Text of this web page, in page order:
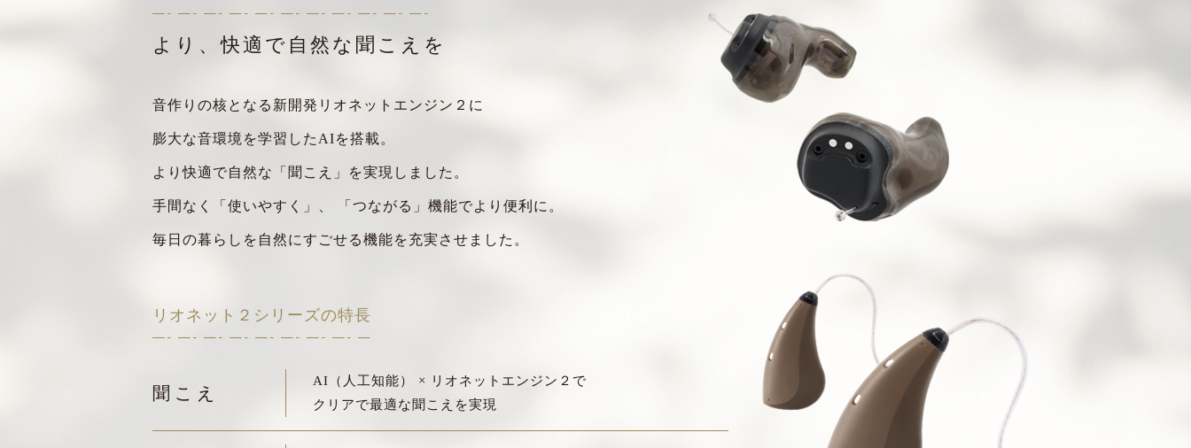
より、快適で自然な聞こえを
音作りの核となる新開発リオネットエンジン２に
膨大な音環境を学習したAIを搭載。
より快適で自然な「聞こえ」を実現しました。
手間なく「使いやすく」、 「つながる」機能でより便利に。
毎日の暮らしを自然にすごせる機能を充実させました。
リオネット２シリーズの特長
聞こえ
AI（人工知能） × リオネットエンジン２で
クリアで最適な聞こえを実現